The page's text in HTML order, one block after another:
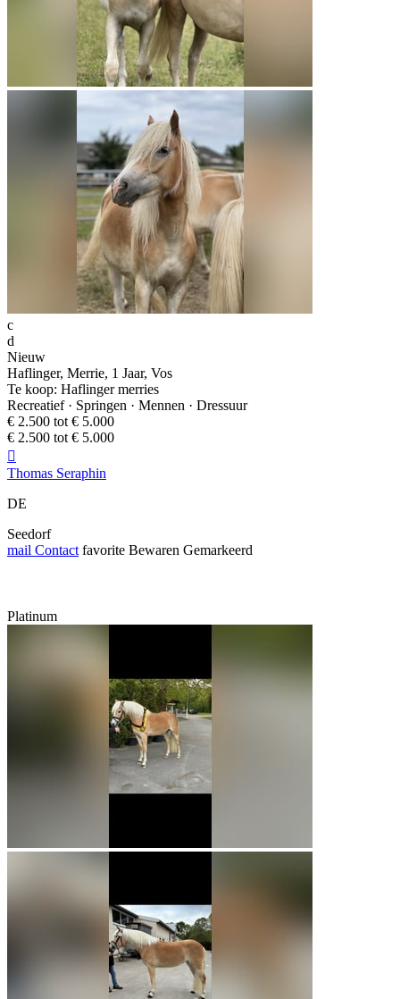
c
d
Nieuw
Haflinger, Merrie, 1 Jaar, Vos
Te koop: Haflinger merries
Recreatief · Springen · Mennen · Dressuur
€ 2.500 tot € 5.000
€ 2.500 tot € 5.000

Thomas Seraphin
DE
Seedorf
mail Contact favorite Bewaren Gemarkeerd
Platinum